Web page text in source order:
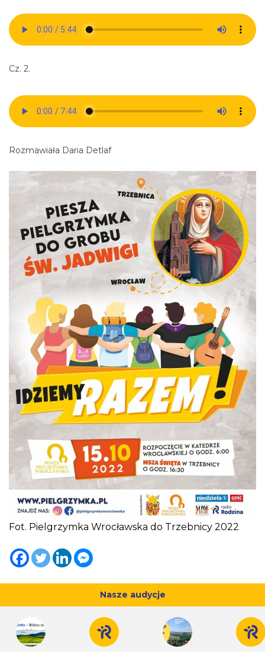
Cz. 2.
Rozmawiała Daria Detlaf
Fot. Pielgrzymka Wrocławska do Trzebnicy 2022
Nasze audycje